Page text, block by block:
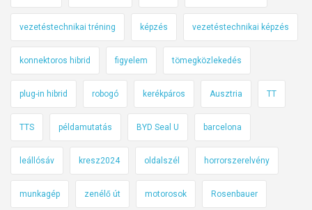
vezetéstechnikai tréning képzés vezetéstechnikai képzés
konnektoros hibrid figyelem tömegközlekedés
plug-in hibrid robogó kerékpáros Ausztria TT
TTS példamutatás BYD Seal U barcelona
leállósáv kresz2024 oldalszél horrorszerelvény
munkagép zenélő út motorosok Rosenbauer